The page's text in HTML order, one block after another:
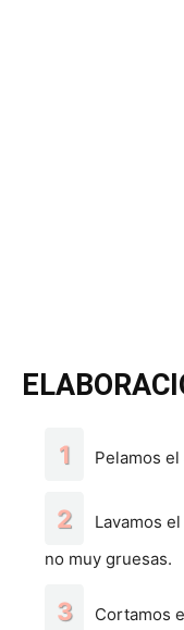
Pelamos
Lavamos
no muy gruesas.
Cortamos